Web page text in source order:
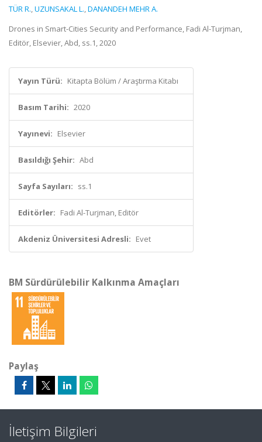
TÜR R.,UZUNSAKAL L.,DANANDEH MEHR A.
Drones in Smart-Cities Security and Performance, Fadi Al-Turjman,
Editör, Elsevier, Abd, ss.1, 2020
Yayın Türü: Kitapta Bölüm / Araştırma Kitabı
Basım Tarihi: 2020
Yayınevi: Elsevier
Basıldığı Şehir: Abd
Sayfa Sayıları: ss.1
Editörler: Fadi Al-Turjman, Editör
Akdeniz Üniversitesi Adresli: Evet
BM Sürdürülebilir Kalkınma Amaçları
Paylaş
İletişim Bilgileri